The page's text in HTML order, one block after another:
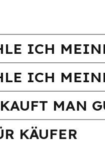
ICH
ICH
MAN
KÄUFER